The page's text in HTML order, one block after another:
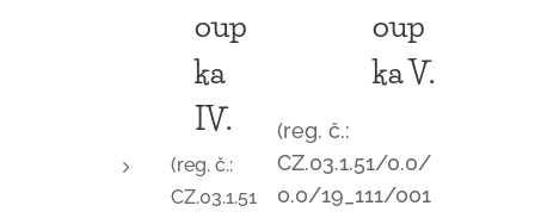
oup
ka
IV.
(reg. č.:
CZ.03.1.51
oup
ka V.
(reg. č.:
CZ.03.1.51/0.0/
0.0/19_111/001